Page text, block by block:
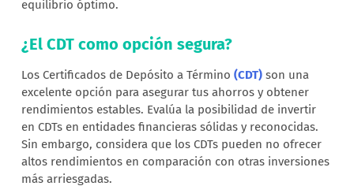
equilibrio óptimo.
¿El CDT como opción segura?
Los Certificados de Depósito a Término (CDT) son una
excelente opción para asegurar tus ahorros y obtener
rendimientos estables. Evalúa la posibilidad de invertir
en CDTs en entidades financieras sólidas y reconocidas.
Sin embargo, considera que los CDTs pueden no ofrecer
altos rendimientos en comparación con otras inversiones
más arriesgadas.